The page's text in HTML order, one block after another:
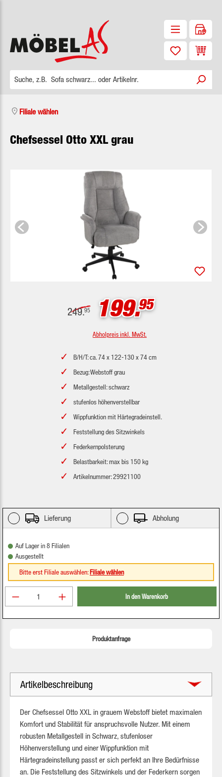
Filiale wählen
Chefsessel Otto XXL grau
Bildergalerie überspringen
249.95 199.95
Abholpreis inkl. MwSt.
B/H/T: ca. 74 x 122-130 x 74 cm
Bezug: Webstoff grau
Metallgestell: schwarz
stufenlos höhenverstellbar
Wippfunktion mit Härtegradeinstell.
Feststellung des Sitzwinkels
Federkernpolsterung
Belastbarkeit: max bis 150 kg
Artikelnummer: 29921100
Lieferung Abholung
Auf Lager in 8 Filialen
Ausgestellt
Bitte erst Filiale auswählen:Filiale wählen
Produkt Anzahl: Gib den gewünschten Wert ein
In den Warenkorb
Produktanfrage
Artikelbeschreibung
Der Chefsessel Otto XXL in grauem Webstoff bietet maximalen
Komfort und Stabilität für anspruchsvolle Nutzer. Mit einem
robusten Metallgestell in Schwarz, stufenloser
Höhenverstellung und einer Wippfunktion mit
Härtegradeinstellung passt er sich perfekt an Ihre Bedürfnisse
an. Die Feststellung des Sitzwinkels und der Federkern sorgen